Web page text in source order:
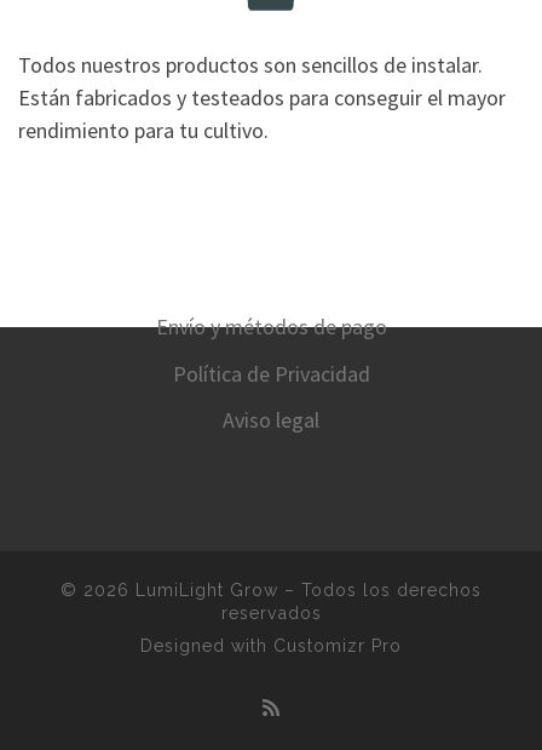
Todos nuestros productos son sencillos de instalar.
Están fabricados y testeados para conseguir el mayor
rendimiento para tu cultivo.
Envío y métodos de pago
Política de Privacidad
Aviso legal
© 2026 LumiLight Grow – Todos los derechos
reservados
Designed with Customizr Pro